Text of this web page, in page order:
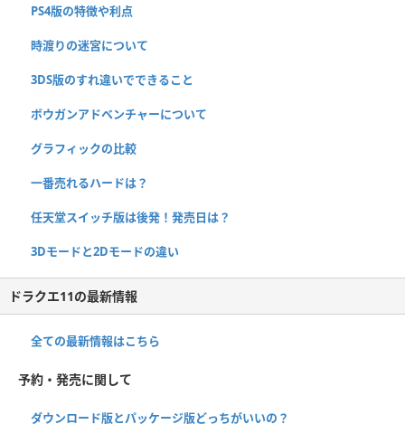
PS4版の特徴や利点
時渡りの迷宮について
3DS版のすれ違いでできること
ボウガンアドベンチャーについて
グラフィックの比較
一番売れるハードは？
任天堂スイッチ版は後発！発売日は？
3Dモードと2Dモードの違い
ドラクエ11の最新情報
全ての最新情報はこちら
予約・発売に関して
ダウンロード版とパッケージ版どっちがいいの？